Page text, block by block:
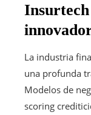
La industria
una profunda
Modelos de
scoring